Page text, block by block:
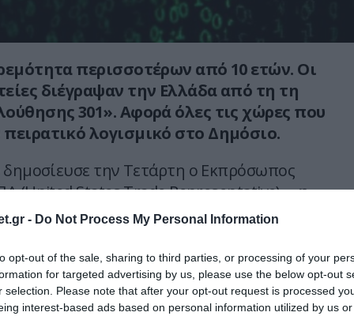
- Do Not Process My Personal Information
opt-out of the sale, sharing to third parties, or processing of your
for targeted advertising by us, please use the below opt-out
selection. Please note that after your opt-out request is processed
interest-based ads based on personal information utilized by us
περισσοτέρων από 10 ετών. Οι
διέγραψαν την Ελλάδα από τη τη
301». Αφορά όλες τις χώρες που
λογισμικό στο Δημόσιο.
την Τετάρτη ο Εκπρόσωπος
(United States Trade Representative),«η
πρόοδο στην αντιμετώπιση των
από τη λίστα. Να σημειωθεί ότι η χώρα
στη λίστα εδώ και περισσότερα από